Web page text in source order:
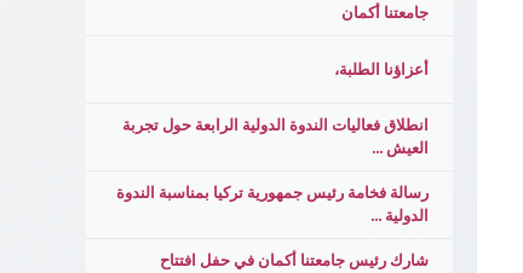
جامعتنا أكمان
أعزاؤنا الطلبة،
انطلاق فعاليات الندوة الدولية الرابعة حول تجربة
العيش ...
رسالة فخامة رئيس جمهورية تركيا بمناسبة الندوة
الدولية ...
شارك رئيس جامعتنا أكمان في حفل افتتاح